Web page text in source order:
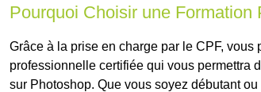
Pourquoi Choisir une Formation
Grâce à la prise en charge par le CPF, vous
professionnelle certifiée qui vous permettra
sur Photoshop. Que vous soyez débutant